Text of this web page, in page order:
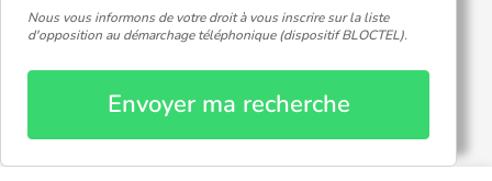
Nous vous informons de votre droit à vous inscrire sur la liste
d'opposition au démarchage téléphonique (dispositif BLOCTEL).
Envoyer ma recherche